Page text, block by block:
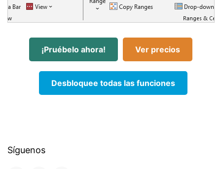
¡Pruébelo ahora! Ver precios
Desbloquee todas las funciones
Síguenos